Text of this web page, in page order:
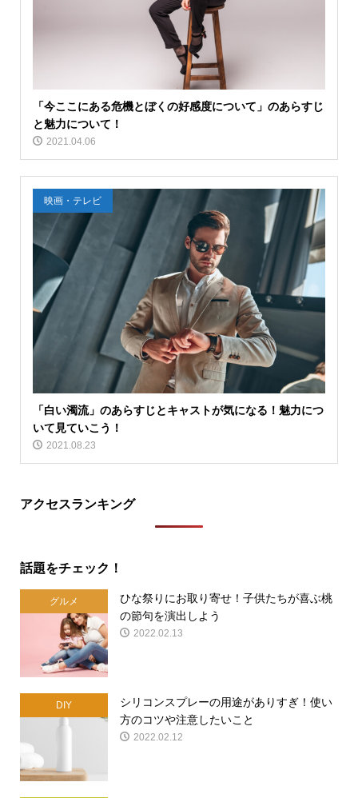
「今ここにある危機とぼくの好感度について」のあらすじ
と魅力について！
2021.04.06
映画・テレビ
「白い濁流」のあらすじとキャストが気になる！魅力につ
いて見ていこう！
2021.08.23
アクセスランキング
話題をチェック！
グルメ
ひな祭りにお取り寄せ！子供たちが喜ぶ桃
の節句を演出しよう
2022.02.13
DIY
シリコンスプレーの用途がありすぎ！使い
方のコツや注意したいこと
2022.02.12